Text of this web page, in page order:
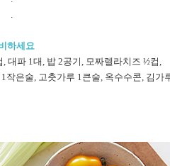
하세요
, 대파 1대, 밥 2공기, 모짜렐라치즈 ½컵,
작은술, 고춧가루 1큰술, 옥수수콘, 김가